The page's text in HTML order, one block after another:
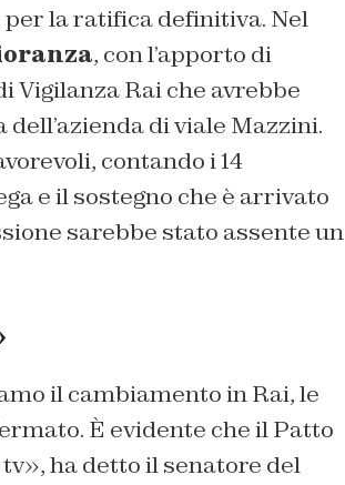
per la ratifica definitiva. Nel
, con l’apporto di
Vigilanza Rai che avrebbe
di viale Mazzini.
contando i 14
e il sostegno che è arrivato
sarebbe stato assente un
il cambiamento in Rai, le
È evidente che il Patto
ha detto il senatore del